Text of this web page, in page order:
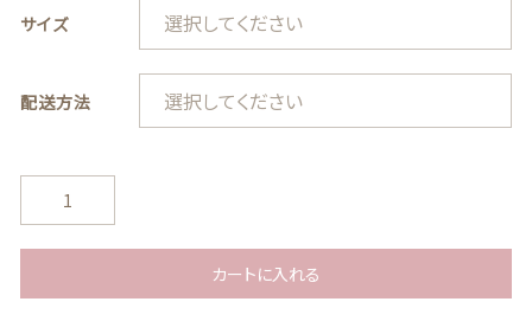
サイズ
配送方法
ジ
ュ
ル
カートに入れる
バッグ ハンドメイド
ギフトボックス